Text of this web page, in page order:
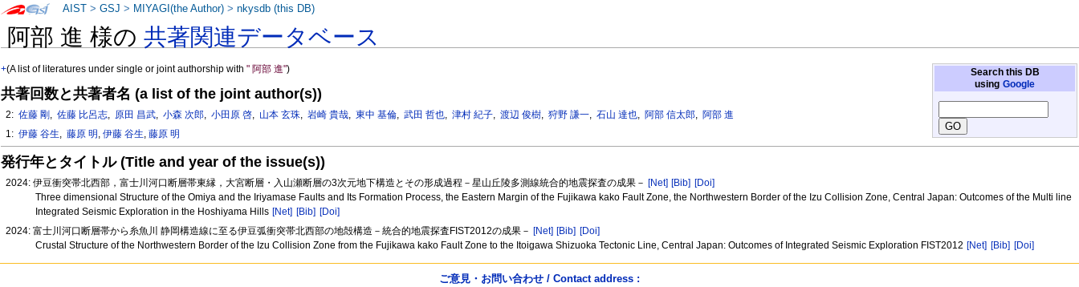
阿部 進 様の共著関連データベース
Search this DB
using Google
+(A list of literatures under single or joint authorship with" 阿部 進")
共著回数と共著者名 (a list of the joint author(s))
2: 佐藤 剛 , 佐藤 比呂志, 原田 昌武, 小森 次郎, 小田原 啓, 山本 玄珠, 岩崎 貴哉, 東中 基倫, 武田 哲也, 津村 紀子, 渡辺 俊樹, 狩野 謙一, 石山 達也, 阿部 信太郎, 阿部 進
1: 伊藤 谷生, 藤原 明 ,伊藤 谷生,藤原 明
発行年とタイトル (Title and year of the issue(s))
2024: 伊豆衝突帯北西部，富士川河口断層帯東縁，大宮断層・入山瀬断層の3次元地下構造とその形成過程－星山丘陵多測線統合的地震探査の成果－ [Net] [Bib] [Doi]
Three dimensional Structure of the Omiya and the Iriyamase Faults and Its Formation Process, the Eastern Margin of the Fujikawa kako Fault Zone, the Northwestern Border of the Izu Collision Zone, Central Japan: Outcomes of the Multi line
Integrated Seismic Exploration in the Hoshiyama Hills [Net] [Bib] [Doi]
2024: 富士川河口断層帯から糸魚川 静岡構造線に至る伊豆弧衝突帯北西部の地殻構造－統合的地震探査FIST2012の成果－ [Net] [Bib] [Doi]
Crustal Structure of the Northwestern Border of the Izu Collision Zone from the Fujikawa kako Fault Zone to the Itoigawa Shizuoka Tectonic Line, Central Japan: Outcomes of Integrated Seismic Exploration FIST2012 [Net] [Bib] [Doi]
AIST >GSJ > MIYAGI(the Author) >nkysdb (this DB)
ご意見・お問い合わせ / Contact address :